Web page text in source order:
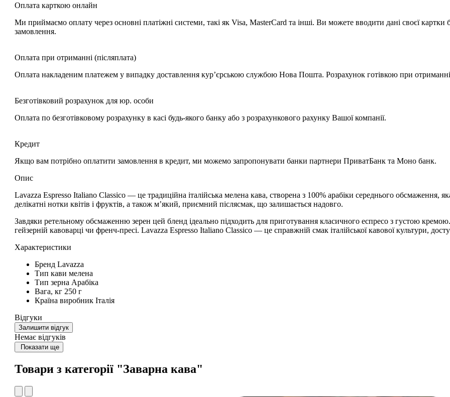
Оплата карткою онлайн
Ми приймаємо оплату через основні платіжні системи, такі як Visa, MasterCard та інші. Ви можете вводити дані своєї
замовлення.
Оплата при отриманні (післяплата)
Оплата накладеним платежем у випадку доставлення кур’єрською службою Нова Пошта. Розрахунок готівкою при
Безготівковий розрахунок для юр. особи
Оплата по безготівковому розрахунку в касі будь-якого банку або з розрахункового рахунку Вашої компанії.
Кредит
Якщо вам потрібно оплатити замовлення в кредит, ми можемо запропонувати банки партнери ПриватБанк та Моно банк.
Опис
Lavazza Espresso Italiano Classico — це традиційна італійська мелена кава, створена з 100% арабіки середнього обсмаження,
делікатні нотки квітів і фруктів, а також м’який, приємний післясмак, що залишається надовго.
Завдяки ретельному обсмаженню зерен цей бленд ідеально підходить для приготування класичного еспресо з густою кремою
гейзерній кавоварці чи френч-пресі. Lavazza Espresso Italiano Classico — це справжній смак італійської кавової культури,
Характеристики
Бренд Lavazza
Тип кави мелена
Тип зерна Арабіка
Вага, кг 250 г
Країна виробник Італія
Відгуки
Залишити відгук
Немає відгуків
Показати ще
Товари з категорії "Заварна кава"